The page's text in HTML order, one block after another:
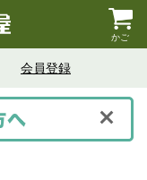
かご
会員登録